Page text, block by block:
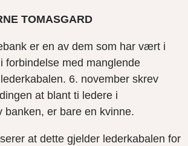
TOMASGARD
er en av dem som har vært i
forbindelse med manglende
6. november skrev
at blant ti ledere i
banken, er bare en kvinne.
at dette gjelder lederkabalen for